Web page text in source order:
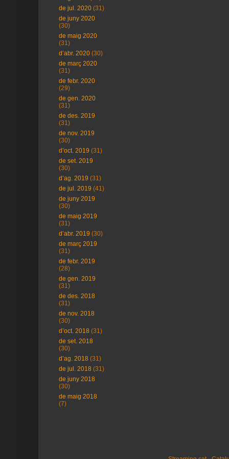
de jul. 2020 (31)
de juny 2020
(30)
de maig 2020
(31)
d’abr. 2020 (30)
de març 2020
(31)
de febr. 2020
(29)
de gen. 2020
(31)
de des. 2019
(31)
de nov. 2019
(30)
d’oct. 2019 (31)
de set. 2019
(30)
d’ag. 2019 (31)
de jul. 2019 (41)
de juny 2019
(30)
de maig 2019
(31)
d’abr. 2019 (30)
de març 2019
(31)
de febr. 2019
(28)
de gen. 2019
(31)
de des. 2018
(31)
de nov. 2018
(30)
d’oct. 2018 (31)
de set. 2018
(30)
d’ag. 2018 (31)
de jul. 2018 (31)
de juny 2018
(30)
de maig 2018
(7)